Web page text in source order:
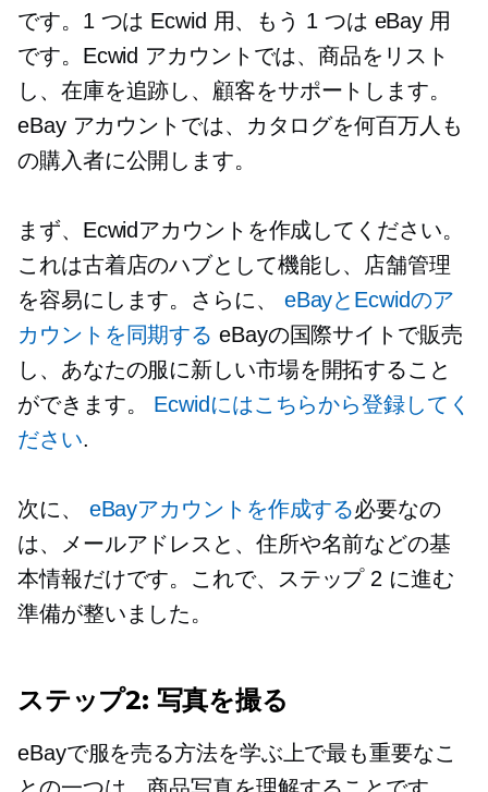
です。1 つは Ecwid 用、もう 1 つは eBay 用
です。Ecwid アカウントでは、商品をリスト
し、在庫を追跡し、顧客をサポートします。
eBay アカウントでは、カタログを何百万人も
の購入者に公開します。
まず、Ecwidアカウントを作成してください。
これは古着店のハブとして機能し、店舗管理
を容易にします。さらに、 eBayとEcwidのア
カウントを同期する eBayの国際サイトで販売
し、あなたの服に新しい市場を開拓すること
ができます。 Ecwidにはこちらから登録してく
ださい.
次に、 eBayアカウントを作成する必要なの
は、メールアドレスと、住所や名前などの基
本情報だけです。これで、ステップ 2 に進む
準備が整いました。
ステップ2: 写真を撮る
eBayで服を売る方法を学ぶ上で最も重要なこ